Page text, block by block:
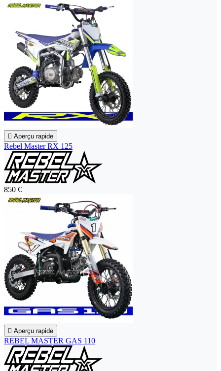
 Aperçu rapide
Rebel Master RX 125
850 €
 Aperçu rapide
REBEL MASTER GAS 110